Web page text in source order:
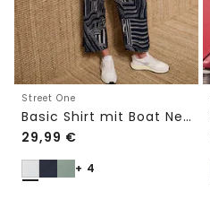
Street One
Basic Shirt mit Boat Neck und Elastikbund
29,99 €
+ 4